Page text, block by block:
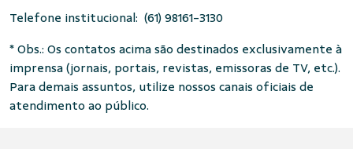
Telefone institucional: (61) 98161-3130
* Obs.: Os contatos acima são destinados exclusivamente à
imprensa (jornais, portais, revistas, emissoras de TV, etc.).
Para demais assuntos, utilize nossos canais oficiais de
atendimento ao público.